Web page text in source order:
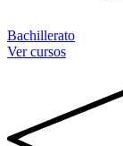
Bachillerato
Ver cursos